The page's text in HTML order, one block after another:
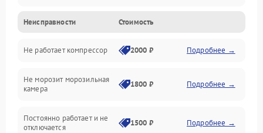
Механика
Электропитание
Дренаж
Неисправности Стоимость
Не работает компрессор 2000 ₽ Подробнее →
Не морозит морозильная
камера
1800 ₽ Подробнее →
Постоянно работает и не
отключается
1500 ₽ Подробнее →